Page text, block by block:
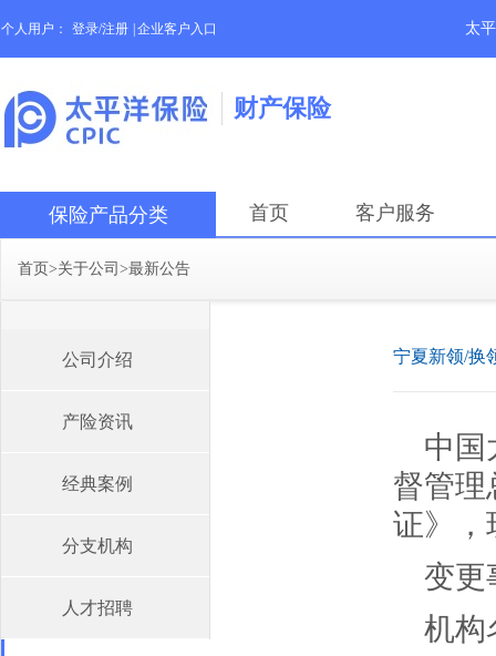
个人用户： 登录/注册 企业客户入口 太
财产保险
保险产品分类 首页 客户服务
首页>关于公司 >最新公告
公司介绍
产险资讯
经典案例
分支机构
人才招聘
宁夏新领/换
中国
督管理
证》，
变更
机构